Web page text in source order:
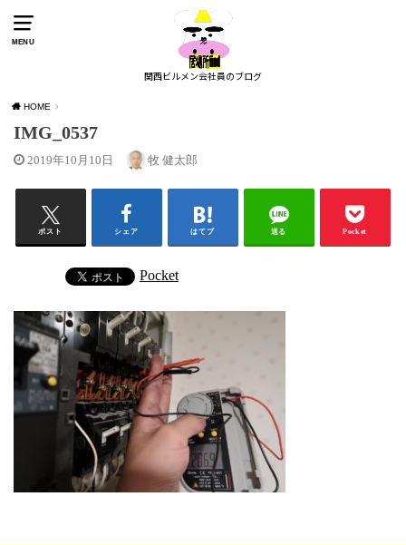
MENU
関西ビルメン会社員のブログ
HOME
IMG_0537
2019年10月10日 牧 健太郎
ポスト シェア はてブ 送る Pocket
Pocket